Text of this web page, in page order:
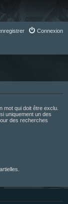
Connexion
mot qui doit être exclu.
uniquement un des
des recherches